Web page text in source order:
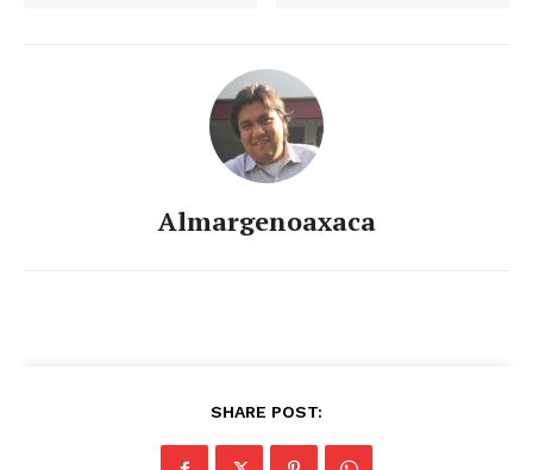
Almargenoaxaca
SHARE POST: